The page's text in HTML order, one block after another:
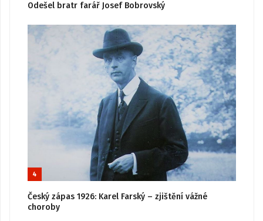
Odešel bratr farář Josef Bobrovský
4
Český zápas 1926: Karel Farský – zjištění vážné
choroby